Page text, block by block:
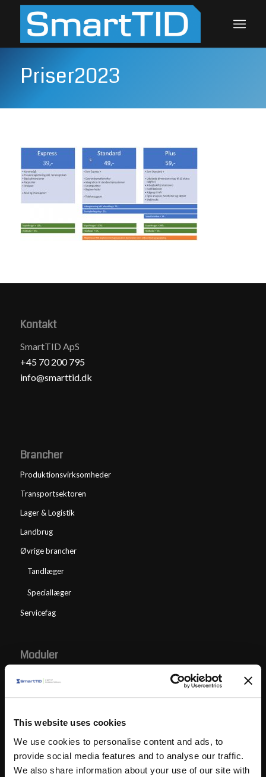
This website uses cookies
We use cookies to personalise content and ads, to
provide social media features and to analyse our traffic.
We also share information about your use of our site with
Priser2023
Kontakt
SmartTID ApS
+45 70 200 795
info@smarttid.dk
Brancher
Produktionsvirksomheder
Transportsektoren
Lager & Logistik
Landbrug
Øvrige brancher
Tandlæger
Speciallæger
Servicefag
Moduler